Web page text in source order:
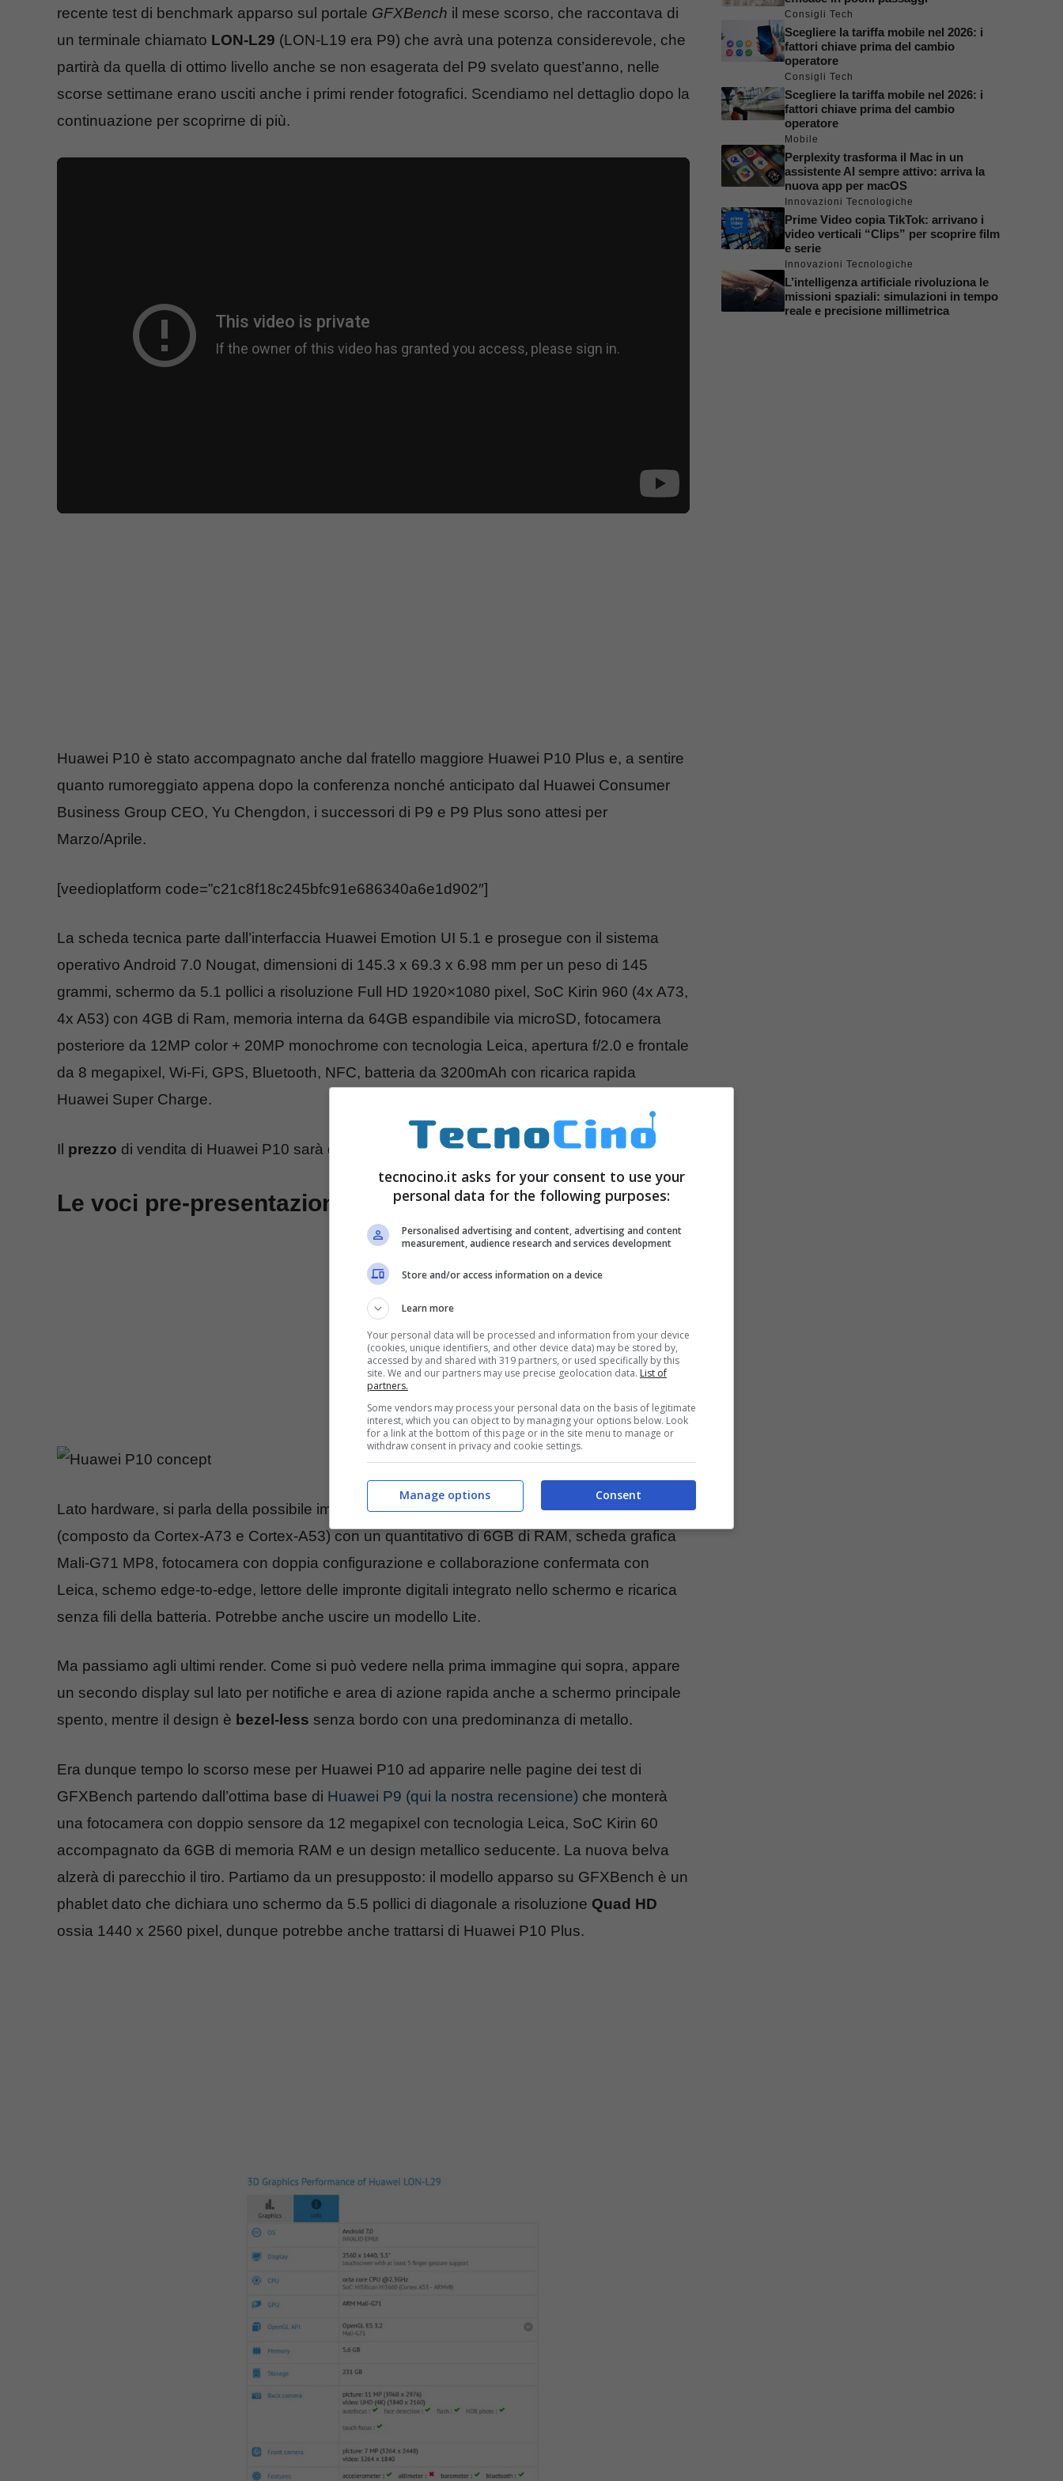
recente test di benchmark apparso sul portale GFXBench il mese scorso, che raccontava di
un terminale chiamato LON-L29 (LON-L19 era P9) che avrà una potenza considerevole, che
partirà da quella di ottimo livello anche se non esagerata del P9 svelato quest’anno, nelle
scorse settimane erano usciti anche i primi render fotografici. Scendiamo nel dettaglio dopo la
continuazione per scoprirne di più.
Huawei P10 è stato accompagnato anche dal fratello maggiore Huawei P10 Plus e, a sentire
quanto rumoreggiato appena dopo la conferenza nonché anticipato dal Huawei Consumer
Business Group CEO, Yu Chengdon, i successori di P9 e P9 Plus sono attesi per
Marzo/Aprile.
[veedioplatform code=”c21c8f18c245bfc91e686340a6e1d902″]
La scheda tecnica parte dall’interfaccia Huawei Emotion UI 5.1 e prosegue con il sistema
operativo Android 7.0 Nougat, dimensioni di 145.3 x 69.3 x 6.98 mm per un peso di 145
grammi, schermo da 5.1 pollici a risoluzione Full HD 1920×1080 pixel, SoC Kirin 960 (4x A73,
4x A53) con 4GB di Ram, memoria interna da 64GB espandibile via microSD, fotocamera
posteriore da 12MP color + 20MP monochrome con tecnologia Leica, apertura f/2.0 e frontale
da 8 megapixel, Wi-Fi, GPS, Bluetooth, NFC, batteria da 3200mAh con ricarica rapida
Huawei Super Charge.
Il prezzo di vendita di Huawei P10 sarà di 649 euro da Marzo
Le voci pre-presentazione
Lato hardware, si parla della possibile implementazione del processore proprietario Kirin 960
(composto da Cortex-A73 e Cortex-A53) con un quantitativo di 6GB di RAM, scheda grafica
Mali-G71 MP8, fotocamera con doppia configurazione e collaborazione confermata con
Leica, schemo edge-to-edge, lettore delle impronte digitali integrato nello schermo e ricarica
senza fili della batteria. Potrebbe anche uscire un modello Lite.
Ma passiamo agli ultimi render. Come si può vedere nella prima immagine qui sopra, appare
un secondo display sul lato per notifiche e area di azione rapida anche a schermo principale
spento, mentre il design è bezel-less senza bordo con una predominanza di metallo.
Era dunque tempo lo scorso mese per Huawei P10 ad apparire nelle pagine dei test di
GFXBench partendo dall’ottima base di Huawei P9 (qui la nostra recensione) che monterà
una fotocamera con doppio sensore da 12 megapixel con tecnologia Leica, SoC Kirin 60
accompagnato da 6GB di memoria RAM e un design metallico seducente. La nuova belva
alzerà di parecchio il tiro. Partiamo da un presupposto: il modello apparso su GFXBench è un
phablet dato che dichiara uno schermo da 5.5 pollici di diagonale a risoluzione Quad HD
ossia 1440 x 2560 pixel, dunque potrebbe anche trattarsi di Huawei P10 Plus.
Consigli Tech
Scegliere la tariffa mobile nel 2026: i
fattori chiave prima del cambio
operatore
Consigli Tech
Scegliere la tariffa mobile nel 2026: i
fattori chiave prima del cambio
operatore
Mobile
Perplexity trasforma il Mac in un
assistente AI sempre attivo: arriva la
nuova app per macOS
Innovazioni Tecnologiche
Prime Video copia TikTok: arrivano i
video verticali “Clips” per scoprire film
e serie
Innovazioni Tecnologiche
L’intelligenza artificiale rivoluziona le
missioni spaziali: simulazioni in tempo
reale e precisione millimetrica
tecnocino.it asks for your consent to use your
personal data for the following purposes:
Personalised advertising and content, advertising and content
measurement, audience research and services development
Store and/or access information on a device
Learn more
Your personal data will be processed and information from your device
(cookies, unique identifiers, and other device data) may be stored by,
accessed by and shared with 319 partners, or used specifically by this
site. We and our partners may use precise geolocation data. List of
partners.
Some vendors may process your personal data on the basis of legitimate
interest, which you can object to by managing your options below. Look
for a link at the bottom of this page or in the site menu to manage or
withdraw consent in privacy and cookie settings.
Consent
Manage options